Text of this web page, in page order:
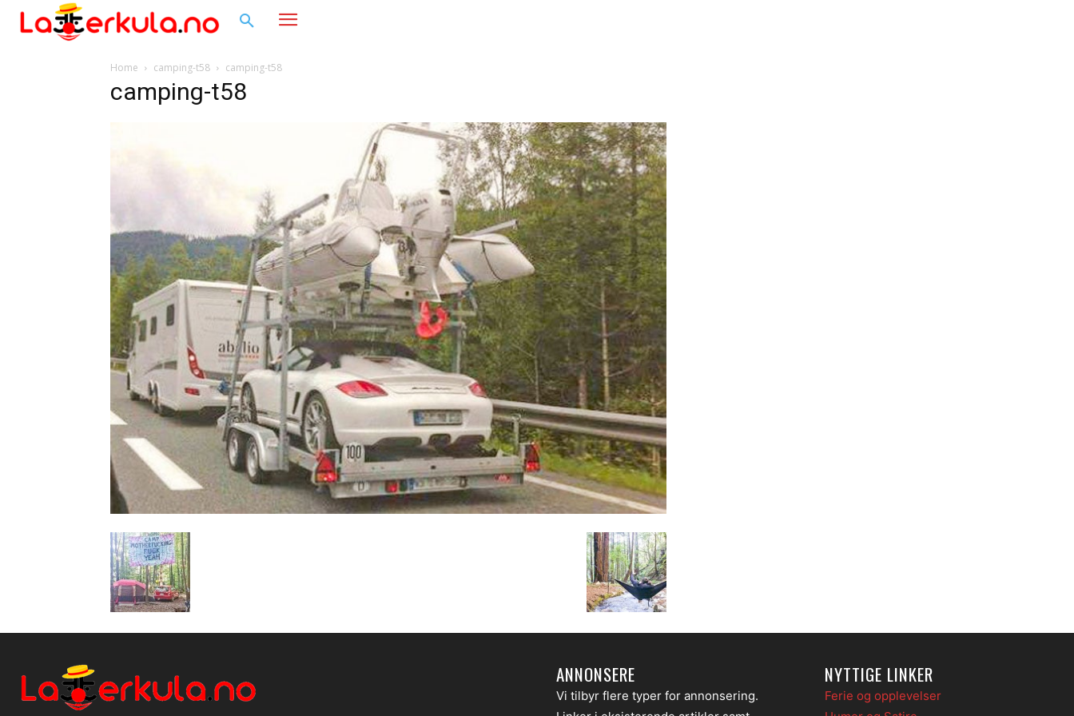
Home camping-t58 camping-t58
camping-t58
ANNONSERE
Vi tilbyr flere typer for annonsering.
NYTTIGE LINKER
Ferie og opplevelser